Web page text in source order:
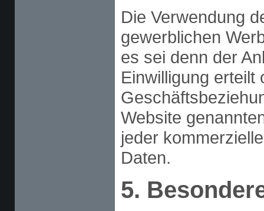
Die Verwendung
gewerblichen
es sei denn der
Einwilligung erteilt
Website
jeder
Daten.
5.